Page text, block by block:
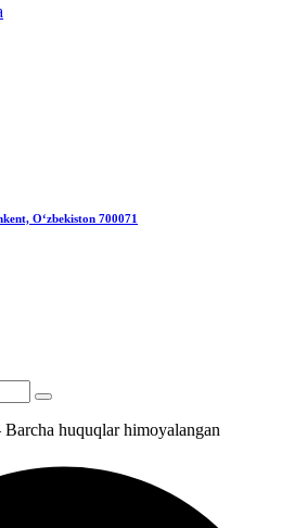
O‘zbekiston 700071
huquqlar himoyalangan